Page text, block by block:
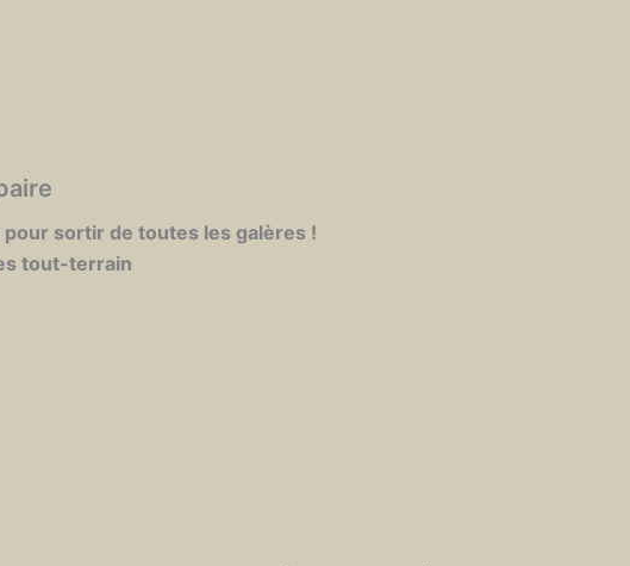
pour sortir de toutes les galères !
tout-terrain